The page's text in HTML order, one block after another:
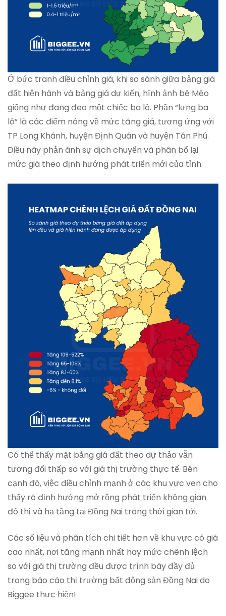
Ở bức tranh điều chỉnh giá, khi so sánh giữa bảng giá
đất hiện hành và bảng giá dự kiến, hình ảnh bé Mèo
giống như đang đeo một chiếc ba lô. Phần “lưng ba
lô” là các điểm nóng về mức tăng giá, tương ứng với
TP Long Khánh, huyện Định Quán và huyện Tân Phú.
Điều này phản ánh sự dịch chuyển và phân bổ lại
mức giá theo định hướng phát triển mới của tỉnh.
Có thể thấy mặt bằng giá đất theo dự thảo vẫn
tương đối thấp so với giá thị trường thực tế. Bên
cạnh đó, việc điều chỉnh mạnh ở các khu vực ven cho
thấy rõ định hướng mở rộng phát triển không gian
đô thị và hạ tầng tại Đồng Nai trong thời gian tới.
Các số liệu và phân tích chi tiết hơn về khu vực có giá
cao nhất, nơi tăng mạnh nhất hay mức chênh lệch
so với giá thị trường đều được trình bày đầy đủ
trong báo cáo thị trường bất động sản Đồng Nai do
Biggee thực hiện!